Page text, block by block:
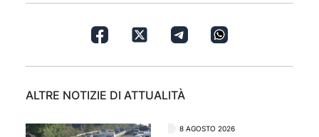
ALTRE NOTIZIE DI ATTUALITÀ
8 AGOSTO 2026